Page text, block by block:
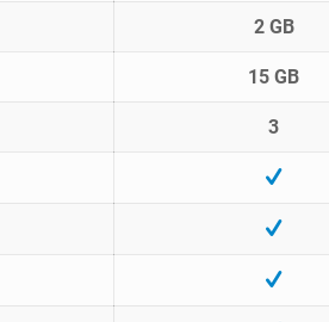
2 GB
15 GB
3